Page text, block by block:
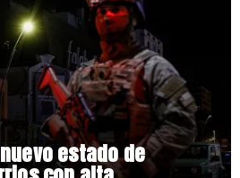
estado de